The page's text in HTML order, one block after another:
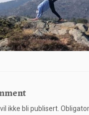
ikke bli publisert.